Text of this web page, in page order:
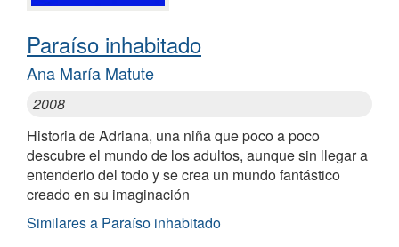
Paraíso inhabitado
Ana María Matute
2008
Historia de Adriana, una niña que poco a poco
descubre el mundo de los adultos, aunque sin llegar a
entenderlo del todo y se crea un mundo fantástico
creado en su imaginación
Similares a Paraíso inhabitado